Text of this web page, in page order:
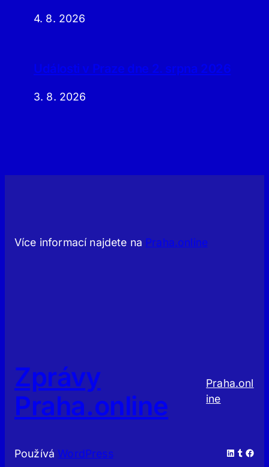
4. 8. 2026
Události v Praze dne 2. srpna 2026
3. 8. 2026
Více informací najdete na Praha.online
Zprávy
Praha.online
Praha.onl
ine
PoužíváWordPress LinkedIn Tumblr Facebook